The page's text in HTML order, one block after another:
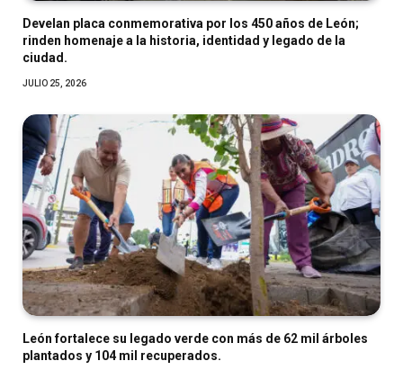
Develan placa conmemorativa por los 450 años de León;
rinden homenaje a la historia, identidad y legado de la
ciudad.
JULIO 25, 2026
León fortalece su legado verde con más de 62 mil árboles
plantados y 104 mil recuperados.